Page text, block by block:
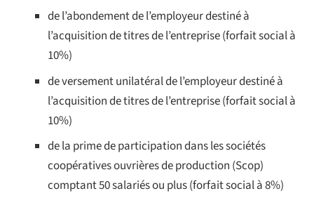
de l’abondement de l’employeur destiné à
l’acquisition de titres de l’entreprise (forfait social à
10%)
de versement unilatéral de l’employeur destiné à
l’acquisition de titres de l’entreprise (forfait social à
10%)
de la prime de participation dans les sociétés
coopératives ouvrières de production (Scop)
comptant 50 salariés ou plus (forfait social à 8%)